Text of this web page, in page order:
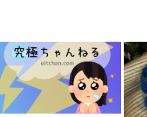
が聞き取れない」 日本語作
てきた文化
続マイナス 総務省「貯蓄